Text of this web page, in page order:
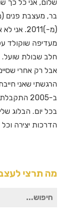
שלום, אני כל כך
(מ-)2011.
מעדיפה שוקולד
חלב שבולת שועל.
אבל רק אחרי
הרגשתי שאני
ב-2005
בכל יום. הבלוג
הדרכות יצירה וכל
מה תרצי
חיפוש